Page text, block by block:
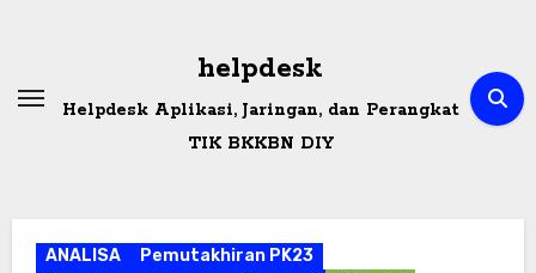
helpdesk
Helpdesk Aplikasi, Jaringan, dan Perangkat
TIK BKKBN DIY
ANALISA
Pemutakhiran PK23